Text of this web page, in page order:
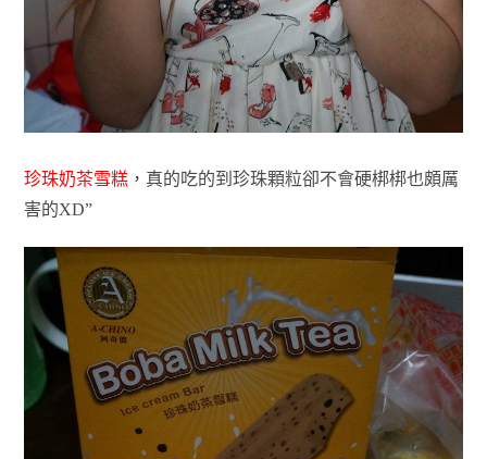
珍珠奶茶雪糕 ，真的吃的到珍珠顆粒卻不會硬梆梆也頗厲
害的XD”